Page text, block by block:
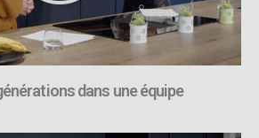
dans une équipe